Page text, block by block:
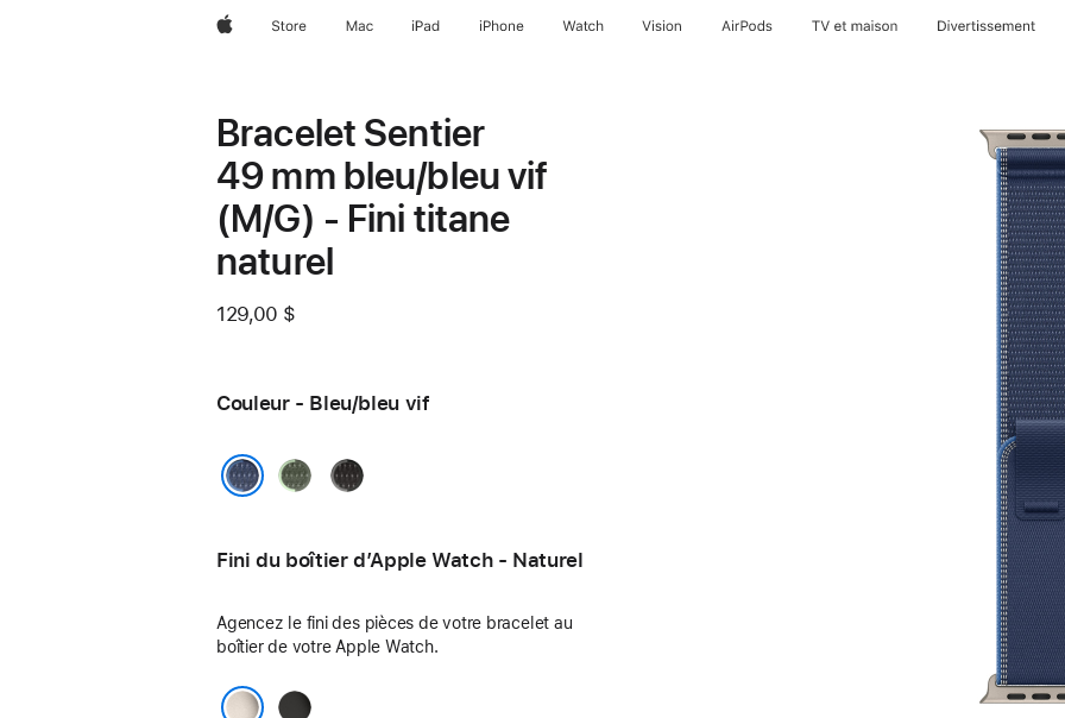
AppleStore Mac iPad iPhone Watch Vision AirPods TV et maison Divertissement
Bracelet Sentier
49 mm bleu/bleu vif
(M/G) - Fini titane
naturel
129,00 $
Couleur - Bleu/bleu vif
Vert/vertNoir/charbon
Fini du boîtier d’Apple Watch - Naturel
Agencez le fini des pièces de votre bracelet au
boîtier de votre Apple Watch.
Noir